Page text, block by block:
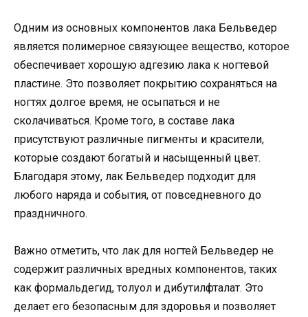
Одним из основных компонентов лака Бельведер
является полимерное связующее вещество, которое
обеспечивает хорошую адгезию лака к ногтевой
пластине. Это позволяет покрытию сохраняться на
ногтях долгое время, не осыпаться и не
сколачиваться. Кроме того, в составе лака
присутствуют различные пигменты и красители,
которые создают богатый и насыщенный цвет.
Благодаря этому, лак Бельведер подходит для
любого наряда и события, от повседневного до
праздничного.
Важно отметить, что лак для ногтей Бельведер не
содержит различных вредных компонентов, таких
как формальдегид, толуол и дибутилфталат. Это
делает его безопасным для здоровья и позволяет